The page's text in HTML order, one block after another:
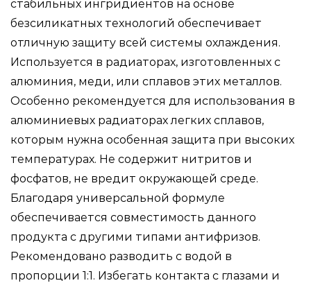
стабильных ингридиентов на основе
безсиликатных технологий обеспечивает
отличную защиту всей системы охлаждения.
Используется в радиаторах, изготовленных с
алюминия, меди, или сплавов этих металлов.
Особенно рекомендуется для использования в
алюминиевых радиаторах легких сплавов,
которым нужна особенная защита при высоких
температурах. Не содержит нитритов и
фосфатов, не вредит окружающей среде.
Благодаря универсальной формуле
обеспечивается совместимость данного
продукта с другими типами антифризов.
Рекомендовано разводить с водой в
пропорции 1:1. Избегать контакта с глазами и